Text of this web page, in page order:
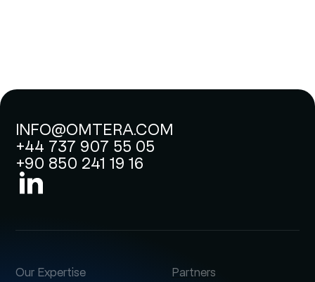
INFO@OMTERA.COM
+44 737 907 55 05
+90 850 241 19 16
Our Expertise Partners